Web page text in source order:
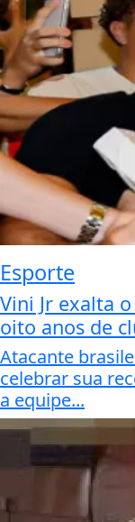
Esporte
Vini Jr exalta
oito anos de
Atacante
celebrar sua
a equipe...